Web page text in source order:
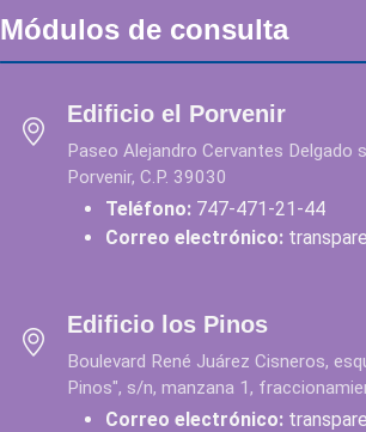
Módulos de consulta
Edificio el Porvenir
Paseo Alejandro Cervantes Delgado
Porvenir, C.P. 39030
Teléfono: 747-471-21-44
Correo electrónico:
Edificio los Pinos
Boulevard René Juárez Cisneros,
Pinos", s/n, manzana 1,
Correo electrónico: